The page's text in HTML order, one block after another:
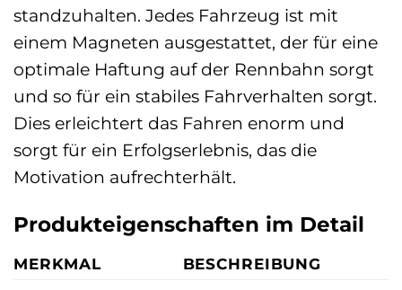
standzuhalten. Jedes Fahrzeug ist mit
einem Magneten ausgestattet, der für eine
optimale Haftung auf der Rennbahn sorgt
und so für ein stabiles Fahrverhalten sorgt.
Dies erleichtert das Fahren enorm und
sorgt für ein Erfolgserlebnis, das die
Motivation aufrechterhält.
Produkteigenschaften im Detail
MERKMAL BESCHREIBUNG